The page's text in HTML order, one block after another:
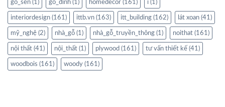
gỗ_sến (1) gỗ_đinh (1) homedecor (161) i (1)
interiordesign (161) ittb.vn (163) itt_building (162) lát xoan (41)
mỹ_nghệ (2) nhà_gỗ (1) nhà_gỗ_truyền_thông (1) noithat (161)
nội thất (41) nội_thất (1) plywood (161) tư vấn thiết kế (41)
woodbois (161) woody (161)